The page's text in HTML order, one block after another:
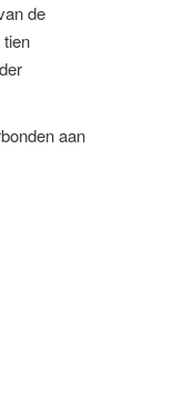
de
aan